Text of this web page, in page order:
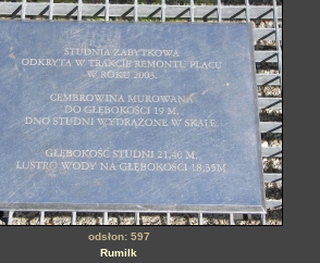
odsłon: 597
Rumilk